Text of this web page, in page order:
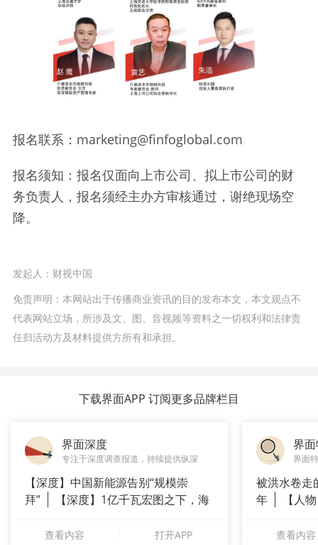
报名联系：marketing@finfoglobal.com
报名须知：报名仅面向上市公司、拟上市公司的财
务负责人，报名须经主办方审核通过，谢绝现场空
降。
发起人： 财视中国
免责声明：本网站出于传播商业资讯的目的发布本文，本文观点不
代表网站立场，所涉及文、图、音视频等资料之一切权利和法律责
任归活动方及材料提供方所有和承担。
下载界面APP 订阅更多品牌栏目
界面深度
专注于深度调查报道，持续提供纵深
【深度】中国新能源告别“规模崇
拜”
【深度】1亿千瓦宏图之下，海
查看内容 打开APP
界
界面
被洪水卷走
年
【人
查看内容